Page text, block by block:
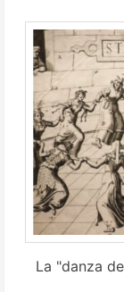
La "danza